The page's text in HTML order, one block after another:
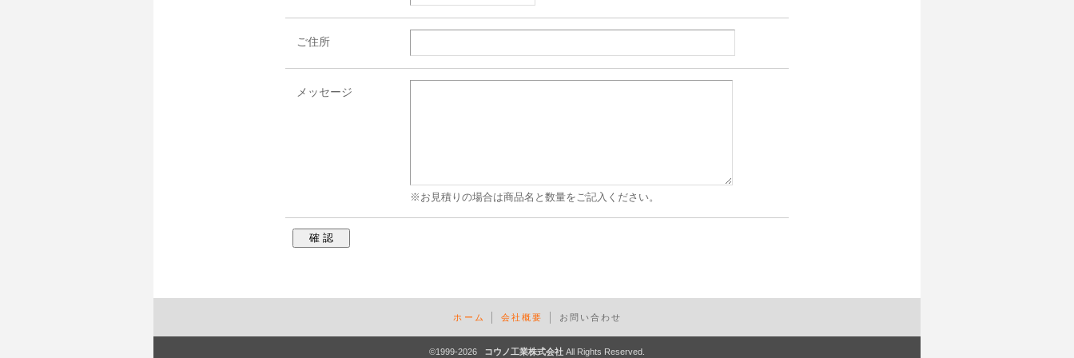
ご住所
メッセージ
※お見積りの場合は商品名と数量をご記入ください。
ホーム 会社概要 お問い合わせ
©1999-2026 コウノ工業株式会社 All Rights Reserved.